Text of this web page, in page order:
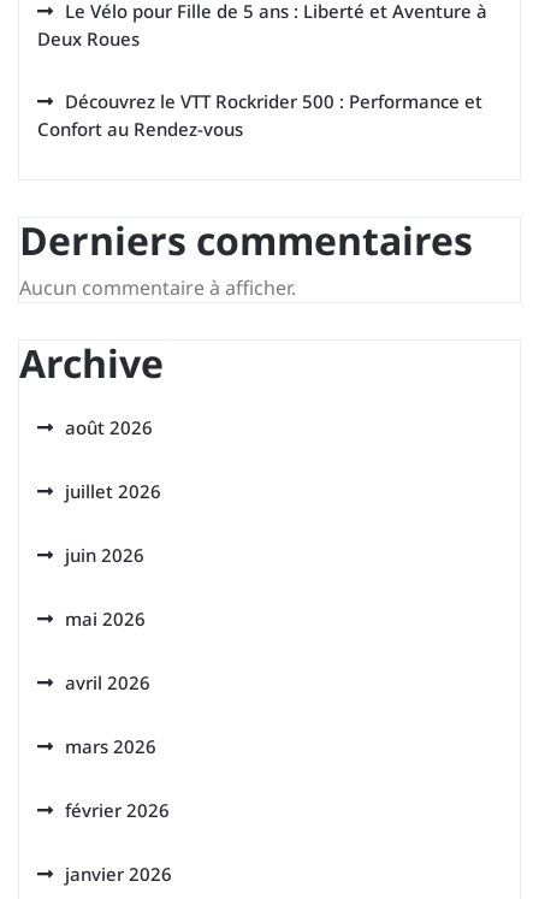
Le Vélo pour Fille de 5 ans : Liberté et Aventure à
Deux Roues
Découvrez le VTT Rockrider 500 : Performance et
Confort au Rendez-vous
Derniers commentaires
Aucun commentaire à afficher.
Archive
août 2026
juillet 2026
juin 2026
mai 2026
avril 2026
mars 2026
février 2026
janvier 2026